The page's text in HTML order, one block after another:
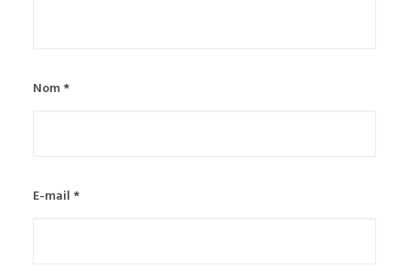
Nom*
E-mail *